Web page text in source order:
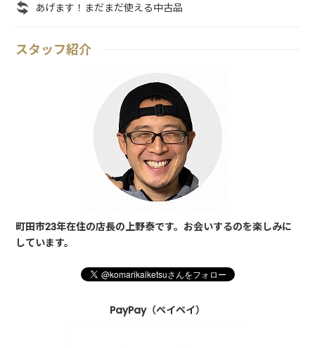
あげます！まだまだ使える中古品
スタッフ紹介
町田市23年在住の店長の上野泰です。お会いするのを楽しみに
しています。
PayPay（ペイペイ）